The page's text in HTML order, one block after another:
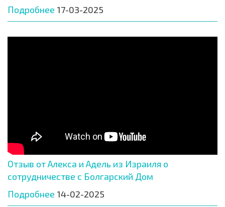
Подробнее 17-03-2025
Отзыв от Алекса и Адель из Израиля о
сотрудничестве с Болгарский Дом
Подробнее 14-02-2025